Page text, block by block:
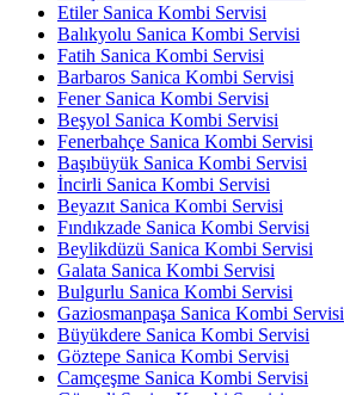
Etiler Sanica Kombi Servisi
Balıkyolu Sanica Kombi Servisi
Fatih Sanica Kombi Servisi
Barbaros Sanica Kombi Servisi
Fener Sanica Kombi Servisi
Beşyol Sanica Kombi Servisi
Fenerbahçe Sanica Kombi Servisi
Başıbüyük Sanica Kombi Servisi
İncirli Sanica Kombi Servisi
Beyazıt Sanica Kombi Servisi
Fındıkzade Sanica Kombi Servisi
Beylikdüzü Sanica Kombi Servisi
Galata Sanica Kombi Servisi
Bulgurlu Sanica Kombi Servisi
Gaziosmanpaşa Sanica Kombi Servisi
Büyükdere Sanica Kombi Servisi
Göztepe Sanica Kombi Servisi
Camçeşme Sanica Kombi Servisi